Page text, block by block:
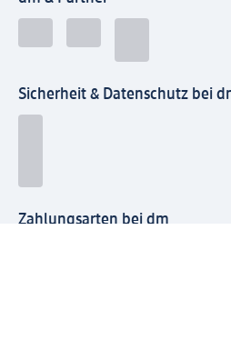
Sicherheit & Datenschutz bei
Zahlungsarten bei dm